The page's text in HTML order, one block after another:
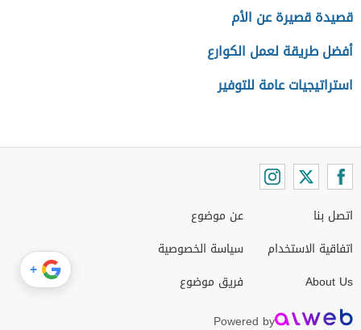
قصيدة قصيرة عن الأم
أفضل طريقة لعمل الكوارع
استراتيجيات عامة للتوفير
اتصل بنا
اتفاقية الاستخدام
About Us
عن موضوع
سياسة الخصوصية
فريق موضوع
Powered by
+